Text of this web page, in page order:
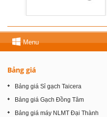
Menu
Bảng giá
Bảng giá Sỉ gạch Taicera
Bảng giá Gạch Đồng Tâm
Bảng giá máy NLMT Đại Thành